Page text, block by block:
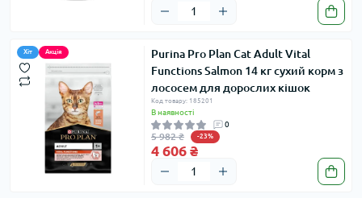
Хіт Акція
Purina Pro Plan Cat Adult Vital
Functions Salmon 14 кг сухий корм з
лососем для дорослих кішок
Код товару: 185201
В наявності
0
5 982 ₴ -23%
4 606 ₴